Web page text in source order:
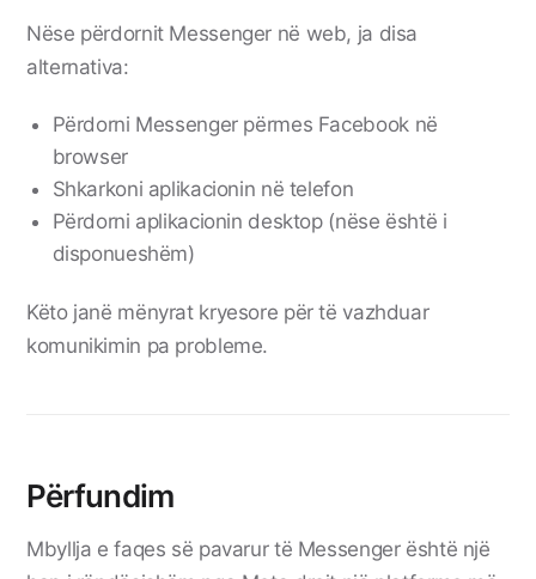
Nëse përdornit Messenger në web, ja disa
alternativa:
Përdorni Messenger përmes Facebook në
browser
Shkarkoni aplikacionin në telefon
Përdorni aplikacionin desktop (nëse është i
disponueshëm)
Këto janë mënyrat kryesore për të vazhduar
komunikimin pa probleme.
Përfundim
Mbyllja e faqes së pavarur të Messenger është një